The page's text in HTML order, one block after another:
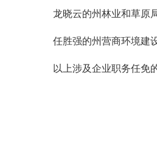
龙晓云的州林业和草原局
任胜强的州营商环境建设
以上涉及企业职务任免的
临夏